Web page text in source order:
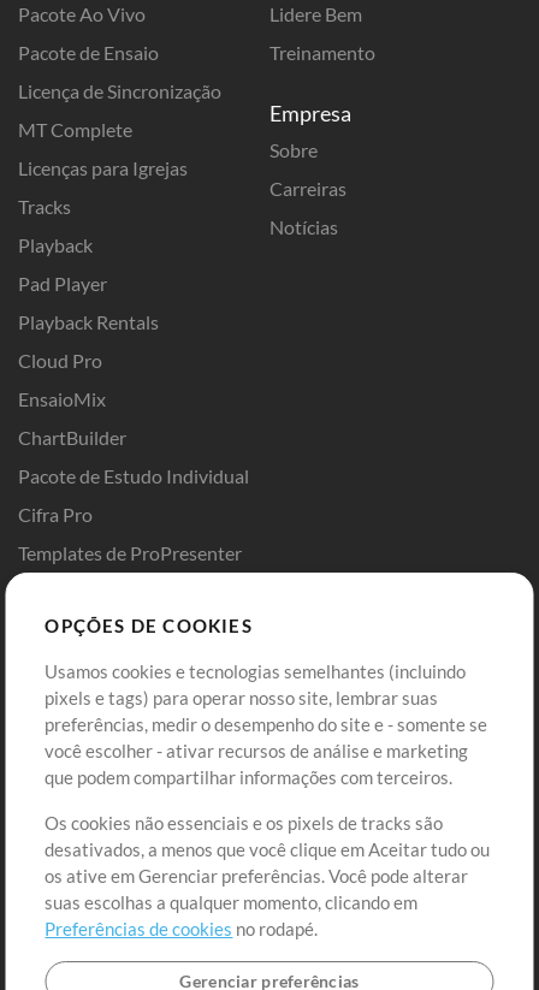
Pacote Ao Vivo
Pacote de Ensaio
Licença de Sincronização
MT Complete
Licenças para Igrejas
Tracks
Playback
Pad Player
Playback Rentals
Cloud Pro
EnsaioMix
ChartBuilder
Pacote de Estudo Individual
Cifra Pro
Templates de ProPresenter
Lidere Bem
Treinamento
Empresa
Sobre
Carreiras
Notícias
Comprar Créditos
Conteúdo Grátis
Solicite uma Música
Extras
Sessões
Envie seu conteúdo
Playlist
MT Conference
Entre
Cadastre-se
Ir ao carrinho
OPÇÕES DE COOKIES
Usamos cookies e tecnologias semelhantes (incluindo
pixels e tags) para operar nosso site, lembrar suas
preferências, medir o desempenho do site e - somente se
você escolher - ativar recursos de análise e marketing
que podem compartilhar informações com terceiros.
Os cookies não essenciais e os pixels de tracks são
desativados, a menos que você clique em Aceitar tudo ou
os ative em Gerenciar preferências. Você pode alterar
suas escolhas a qualquer momento, clicando em
Preferências de cookies no rodapé.
Gerenciar preferências